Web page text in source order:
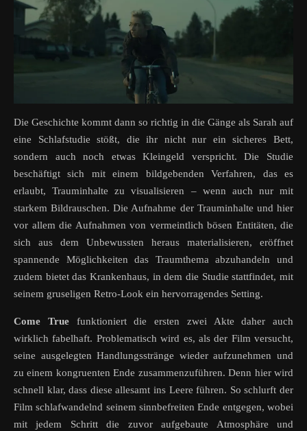
Die Geschichte kommt dann so richtig in die Gänge als Sarah auf
eine Schlafstudie stößt, die ihr nicht nur ein sicheres Bett,
sondern auch noch etwas Kleingeld verspricht. Die Studie
beschäftigt sich mit einem bildgebenden Verfahren, das es
erlaubt, Trauminhalte zu visualisieren – wenn auch nur mit
starkem Bildrauschen. Die Aufnahme der Trauminhalte und hier
vor allem die Aufnahmen von vermeintlich bösen Entitäten, die
sich aus dem Unbewussten heraus materialisieren, eröffnet
spannende Möglichkeiten das Traumthema abzuhandeln und
zudem bietet das Krankenhaus, in dem die Studie stattfindet, mit
seinem gruseligen Retro-Look ein hervorragendes Setting.
Come Truefunktioniert die ersten zwei Akte daher auch
wirklich fabelhaft. Problematisch wird es, als der Film versucht,
seine ausgelegten Handlungsstränge wieder aufzunehmen und
zu einem kongruenten Ende zusammenzuführen. Denn hier wird
schnell klar, dass diese allesamt ins Leere führen. So schlurft der
Film schlafwandelnd seinem sinnbefreiten Ende entgegen, wobei
mit jedem Schritt die zuvor aufgebaute Atmosphäre und